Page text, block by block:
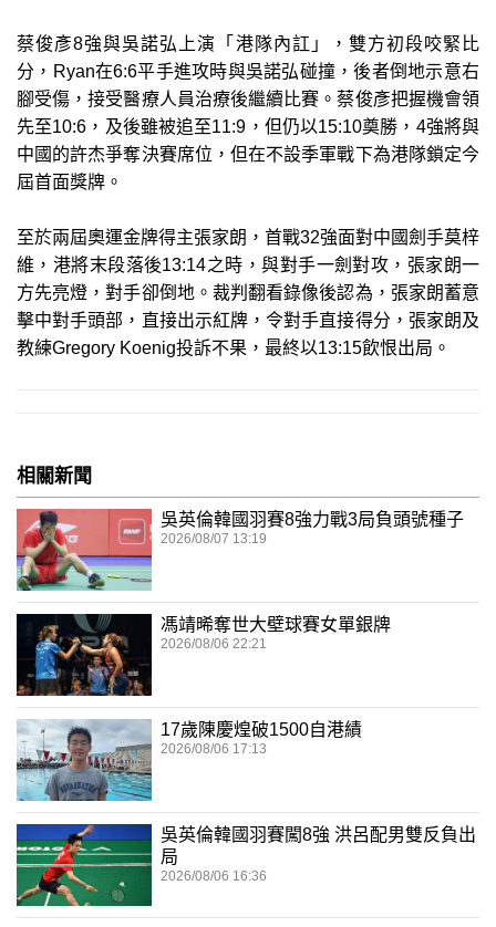
蔡俊彥8強與吳諾弘上演「港隊內訌」，雙方初段咬緊比
分，Ryan在6:6平手進攻時與吳諾弘碰撞，後者倒地示意右
腳受傷，接受醫療人員治療後繼續比賽。蔡俊彥把握機會領
先至10:6，及後雖被追至11:9，但仍以15:10奠勝，4強將與
中國的許杰爭奪決賽席位，但在不設季軍戰下為港隊鎖定今
屆首面獎牌。
至於兩屆奧運金牌得主張家朗，首戰32強面對中國劍手莫梓
維，港將末段落後13:14之時，與對手一劍對攻，張家朗一
方先亮燈，對手卻倒地。裁判翻看錄像後認為，張家朗蓄意
擊中對手頭部，直接出示紅牌，令對手直接得分，張家朗及
教練Gregory Koenig投訴不果，最終以13:15飲恨出局。
相關新聞
吳英倫韓國羽賽8強力戰3局負頭號種子
2026/08/07 13:19
馮靖晞奪世大壁球賽女單銀牌
2026/08/06 22:21
17歲陳慶煌破1500自港績
2026/08/06 17:13
吳英倫韓國羽賽闖8強 洪呂配男雙反負出
局
2026/08/06 16:36